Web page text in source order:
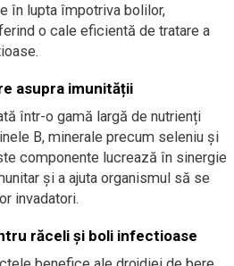
în lupta împotriva bolilor,
o cale eficientă de tratare a
asupra imunității
într-o gamă largă de nutrienți
B, minerale precum seleniu și
componente lucrează în sinergie
și a ajuta organismul să se
invadatori.
răceli și boli infectioase